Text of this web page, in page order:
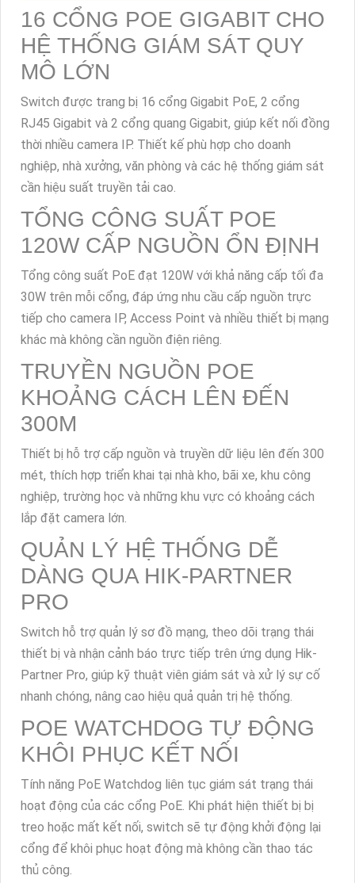
16 CỔNG POE GIGABIT CHO
HỆ THỐNG GIÁM SÁT QUY
MÔ LỚN
Switch được trang bị 16 cổng Gigabit PoE, 2 cổng
RJ45 Gigabit và 2 cổng quang Gigabit, giúp kết nối đồng
thời nhiều camera IP. Thiết kế phù hợp cho doanh
nghiệp, nhà xưởng, văn phòng và các hệ thống giám sát
cần hiệu suất truyền tải cao.
TỔNG CÔNG SUẤT POE
120W CẤP NGUỒN ỔN ĐỊNH
Tổng công suất PoE đạt 120W với khả năng cấp tối đa
30W trên mỗi cổng, đáp ứng nhu cầu cấp nguồn trực
tiếp cho camera IP, Access Point và nhiều thiết bị mạng
khác mà không cần nguồn điện riêng.
TRUYỀN NGUỒN POE
KHOẢNG CÁCH LÊN ĐẾN
300M
Thiết bị hỗ trợ cấp nguồn và truyền dữ liệu lên đến 300
mét, thích hợp triển khai tại nhà kho, bãi xe, khu công
nghiệp, trường học và những khu vực có khoảng cách
lắp đặt camera lớn.
QUẢN LÝ HỆ THỐNG DỄ
DÀNG QUA HIK-PARTNER
PRO
Switch hỗ trợ quản lý sơ đồ mạng, theo dõi trạng thái
thiết bị và nhận cảnh báo trực tiếp trên ứng dụng Hik-
Partner Pro, giúp kỹ thuật viên giám sát và xử lý sự cố
nhanh chóng, nâng cao hiệu quả quản trị hệ thống.
POE WATCHDOG TỰ ĐỘNG
KHÔI PHỤC KẾT NỐI
Tính năng PoE Watchdog liên tục giám sát trạng thái
hoạt động của các cổng PoE. Khi phát hiện thiết bị bị
treo hoặc mất kết nối, switch sẽ tự động khởi động lại
cổng để khôi phục hoạt động mà không cần thao tác
thủ công.